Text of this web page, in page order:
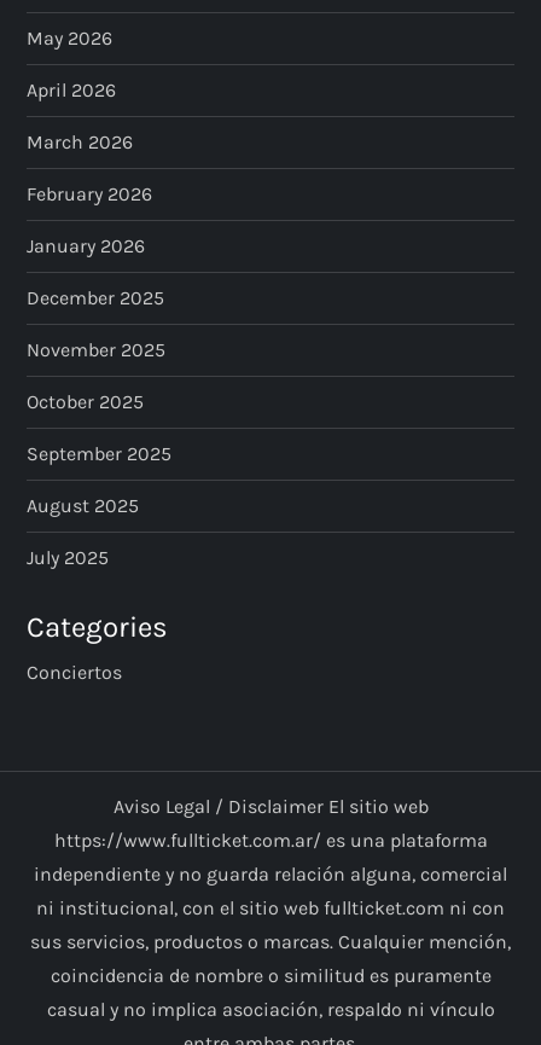
May 2026
April 2026
March 2026
February 2026
January 2026
December 2025
November 2025
October 2025
September 2025
August 2025
July 2025
Categories
Conciertos
Aviso Legal / Disclaimer El sitio web
https://www.fullticket.com.ar/ es una plataforma
independiente y no guarda relación alguna, comercial
ni institucional, con el sitio web fullticket.com ni con
sus servicios, productos o marcas. Cualquier mención,
coincidencia de nombre o similitud es puramente
casual y no implica asociación, respaldo ni vínculo